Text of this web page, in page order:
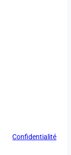
Confidentialité